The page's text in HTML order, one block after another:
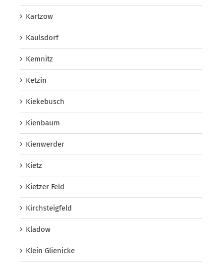
Kartzow
Kaulsdorf
Kemnitz
Ketzin
Kiekebusch
Kienbaum
Kienwerder
Kietz
Kietzer Feld
Kirchsteigfeld
Kladow
Klein Glienicke